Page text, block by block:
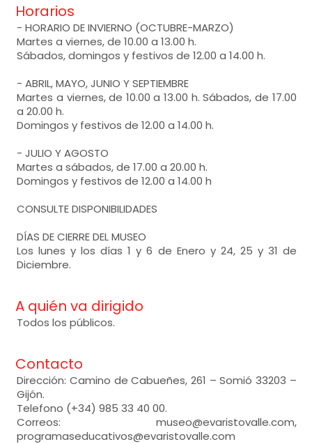
Horarios
- HORARIO DE INVIERNO (OCTUBRE-MARZO)
Martes a viernes, de 10.00 a 13.00 h.
Sábados, domingos y festivos de 12.00 a 14.00 h.
- ABRIL, MAYO, JUNIO Y SEPTIEMBRE
Martes a viernes, de 10.00 a 13.00 h. Sábados, de 17.00
a 20.00 h.
Domingos y festivos de 12.00 a 14.00 h.
- JULIO Y AGOSTO
Martes a sábados, de 17.00 a 20.00 h.
Domingos y festivos de 12.00 a 14.00 h
CONSULTE DISPONIBILIDADES
DÍAS DE CIERRE DEL MUSEO
Los lunes y los días 1 y 6 de Enero y 24, 25 y 31 de
Diciembre.
A quién va dirigido
Todos los públicos.
Contacto
Dirección: Camino de Cabueñes, 261 – Somió 33203 –
Gijón.
Telefono (+34) 985 33 40 00.
Correos: museo@evaristovalle.com,
programaseducativos@evaristovalle.com